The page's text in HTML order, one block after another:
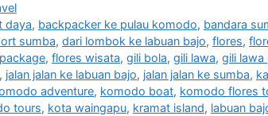
daya, backpacker ke pulau komodo, bandara
sumba, dari lombok ke labuan bajo, flores,
, flores wisata, gili bola, gili lawa, gili lawa
, jalan jalan ke labuan bajo, jalan jalan ke sumba,
adventure, komodo boat, komodo flores
tours, kota waingapu, kramat island, labuan